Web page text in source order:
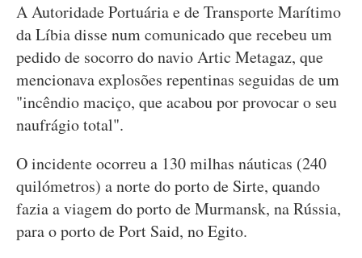
A Autoridade Portuária e de Transporte Marítimo
da Líbia disse num comunicado que recebeu um
pedido de socorro do navio Artic Metagaz, que
mencionava explosões repentinas seguidas de um
"incêndio maciço, que acabou por provocar o seu
naufrágio total".
O incidente ocorreu a 130 milhas náuticas (240
quilómetros) a norte do porto de Sirte, quando
fazia a viagem do porto de Murmansk, na Rússia,
para o porto de Port Said, no Egito.